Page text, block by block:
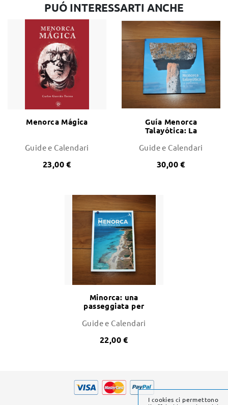
PUÓ INTERESSARTI ANCHE
Menorca Mágica
Guide e Calendari
23,00 €
Guía Menorca
Talayótica: La
Guide e Calendari
30,00 €
Minorca: una
passeggiata per
Guide e Calendari
22,00 €
I cookies ci permettono